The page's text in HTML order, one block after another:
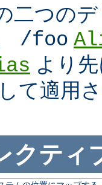
二つの
/foo
より
て適用
クティ